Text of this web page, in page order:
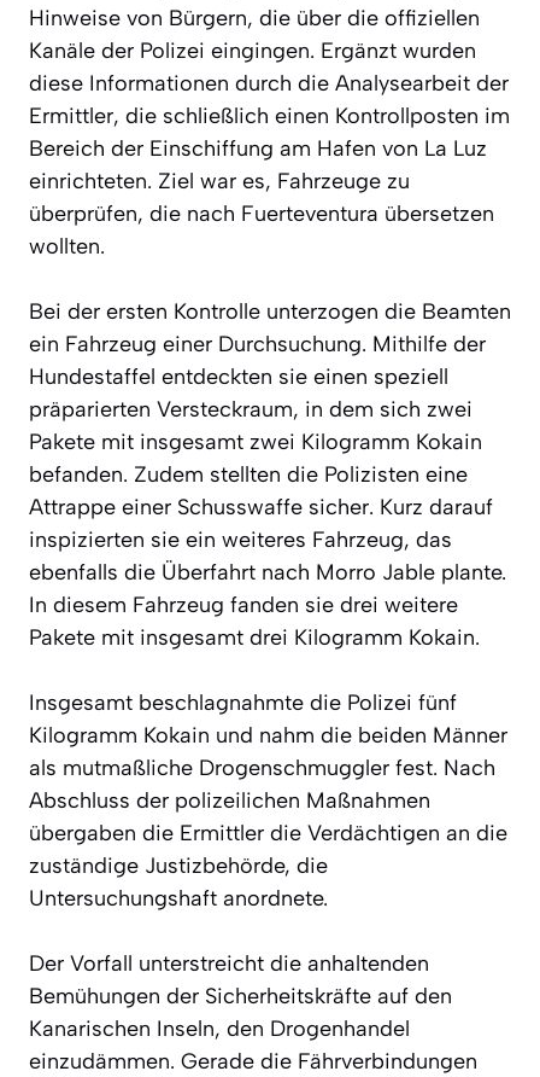
Hinweise von Bürgern, die über die offiziellen
Kanäle der Polizei eingingen. Ergänzt wurden
diese Informationen durch die Analysearbeit der
Ermittler, die schließlich einen Kontrollposten im
Bereich der Einschiffung am Hafen von La Luz
einrichteten. Ziel war es, Fahrzeuge zu
überprüfen, die nach Fuerteventura übersetzen
wollten.
Bei der ersten Kontrolle unterzogen die Beamten
ein Fahrzeug einer Durchsuchung. Mithilfe der
Hundestaffel entdeckten sie einen speziell
präparierten Versteckraum, in dem sich zwei
Pakete mit insgesamt zwei Kilogramm Kokain
befanden. Zudem stellten die Polizisten eine
Attrappe einer Schusswaffe sicher. Kurz darauf
inspizierten sie ein weiteres Fahrzeug, das
ebenfalls die Überfahrt nach Morro Jable plante.
In diesem Fahrzeug fanden sie drei weitere
Pakete mit insgesamt drei Kilogramm Kokain.
Insgesamt beschlagnahmte die Polizei fünf
Kilogramm Kokain und nahm die beiden Männer
als mutmaßliche Drogenschmuggler fest. Nach
Abschluss der polizeilichen Maßnahmen
übergaben die Ermittler die Verdächtigen an die
zuständige Justizbehörde, die
Untersuchungshaft anordnete.
Der Vorfall unterstreicht die anhaltenden
Bemühungen der Sicherheitskräfte auf den
Kanarischen Inseln, den Drogenhandel
einzudämmen. Gerade die Fährverbindungen